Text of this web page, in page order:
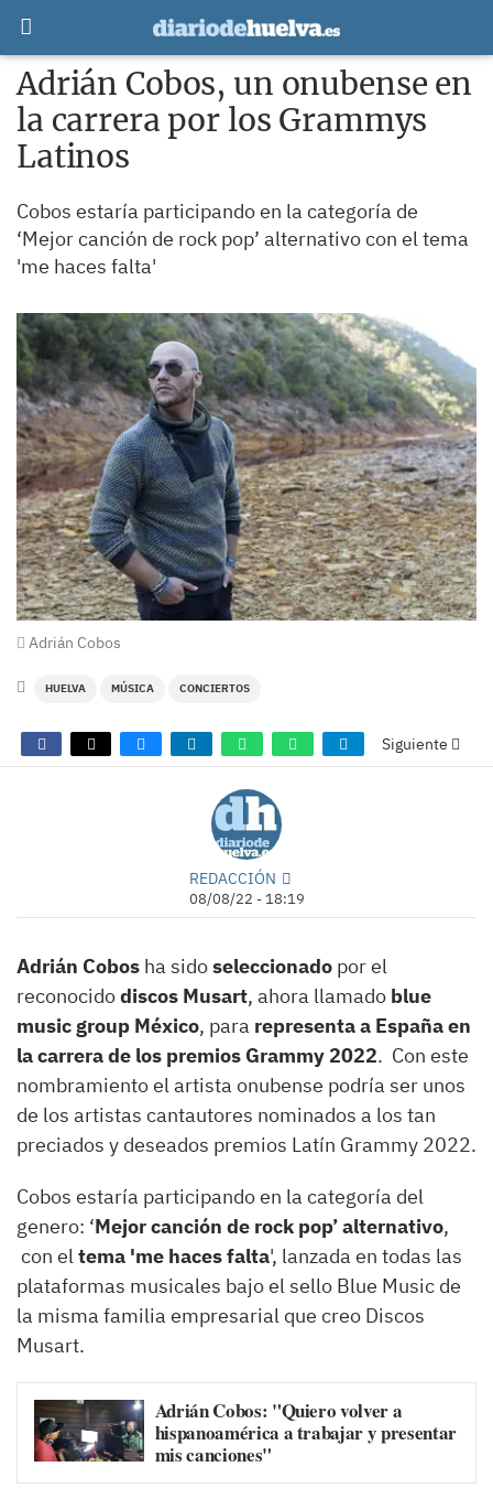
Adrián Cobos, un onubense en
la carrera por los Grammys
Latinos
Cobos estaría participando en la categoría de
‘Mejor canción de rock pop’ alternativo con el tema
'me haces falta'
Adrián Cobos
HUELVA MÚSICA CONCIERTOS
Siguiente
REDACCIÓN
08/08/22 - 18:19
Adrián Cobos ha sidoseleccionado por el
reconocidodiscos Musart, ahora llamado blue
music group México, para representa a España en
la carrera de los premios Grammy 2022. Con este
nombramiento el artista onubense podría ser unos
de los artistas cantautores nominados a los tan
preciados y deseados premios Latín Grammy 2022.
Cobos estaría participando en la categoría del
genero: ‘Mejor canción de rock pop’ alternativo,
con eltema 'me haces falta', lanzada en todas las
plataformas musicales bajo el sello Blue Music de
la misma familia empresarial que creo Discos
Musart.
Adrián Cobos: "Quiero volver a
hispanoamérica a trabajar y presentar
mis canciones"